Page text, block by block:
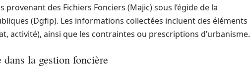
des Fichiers Fonciers (Majic) sous l’égide de la
(Dgfip). Les informations collectées incluent des éléments
activité), ainsi que les contraintes ou prescriptions d’urbanisme.
la gestion foncière